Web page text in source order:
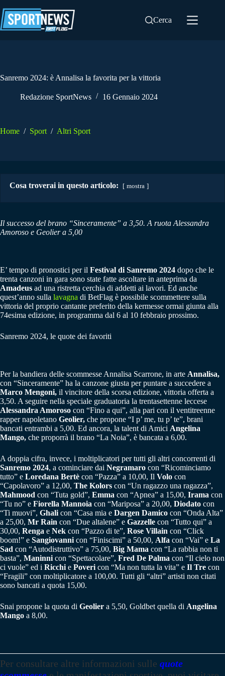
al
contenuto
Cerca
Sanremo 2024: è Annalisa la favorita per la vittoria
Redazione SportNews 16 Gennaio 2024
Home / Sport / Altri Sport
Cosa troverai in questo articolo: mostra
Il successo del brano “Sinceramente” a 3,50. A ruota Alessandra
Amoroso e Geolier a 5,00
E’ tempo di pronostici per il Festival di Sanremo 2024 dopo che le
trenta canzoni in gara sono state fatte ascoltare in anteprima da
Amadeus ad una ristretta cerchia di addetti ai lavori. Ed anche
quest’anno sulla lavagna di BetFlag è possibile scommettere sulla
vittoria del proprio cantante preferito della kermesse ormai giunta alla
74esima edizione, in programma dal 6 al 10 febbraio prossimo.
Sanremo 2024, le quote dei favoriti
Per la bandiera delle scommesse Annalisa Scarrone, in arte Annalisa,
con “Sinceramente” ha la canzone giusta per puntare a succedere a
Marco Mengoni, il vincitore della scorsa edizione, vittoria offerta a
3,50. A seguire nella speciale graduatoria la trentasettenne leccese
Alessandra Amoroso con “Fino a qui”, alla pari con il ventitreenne
rapper napoletano Geolier, che propone “I p’ me, tu p’ te”, brani
bancati entrambi a 5,00. Ed ancora, la talent di Amici Angelina
Mango, che proporrà il brano “La Noia”, è bancata a 6,00.
A doppia cifra, invece, i moltiplicatori per tutti gli altri concorrenti di
Sanremo 2024, a cominciare dai Negramaro con “Ricominciamo
tutto” e Loredana Bertè con “Pazza” a 10,00, Il Volo con
“Capolavoro” a 12,00, The Kolors con “Un ragazzo una ragazza”,
Mahmood con “Tuta gold”, Emma con “Apnea” a 15,00, Irama con
“Tu no” e Fiorella Mannoia con “Mariposa” a 20,00, Diodato con
“Ti muovi”, Ghali con “Casa mia e Dargen Damico con “Onda Alta”
a 25,00, Mr Rain con “Due altalene” e Gazzelle con “Tutto qui” a
30,00, Renga e Nek con “Pazzo di te”, Rose Villain con “Click
boom!” e Sangiovanni con “Finiscimi” a 50,00, Alfa con “Vai” e La
Sad con “Autodistruttivo” a 75,00, Big Mama con “La rabbia non ti
basta”, Maninni con “Spettacolare”, Fred De Palma con “Il cielo non
ci vuole” ed i Ricchi e Poveri con “Ma non tutta la vita” e Il Tre con
“Fragili” con moltiplicatore a 100,00. Tutti gli “altri” artisti non citati
sono bancati a quota 15,00.
Snai propone la quota di Geolier a 5,50, Goldbet quella di Angelina
Mango a 8,00.
Per consultare altre informazioni sulle quote